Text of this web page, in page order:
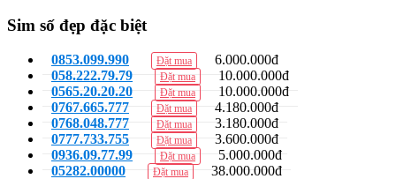
Sim số đẹp đặc biệt
0853.099.990 Đặt mua
6.000.000đ
058.222.79.79
Đặt mua
10.000.000đ
0565.20.20.20
Đặt mua
10.000.000đ
0767.665.777
Đặt mua
4.180.000đ
0768.048.777
Đặt mua
3.180.000đ
0777.733.755
Đặt mua
3.600.000đ
0936.09.77.99
Đặt mua
5.000.000đ
05282.00000
Đặt mua
38.000.000đ